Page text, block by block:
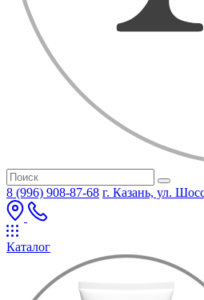
8 (996) 908-87-68 г. Казань, ул.
Каталог